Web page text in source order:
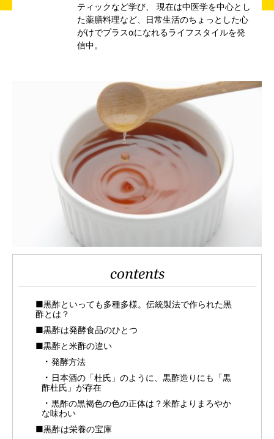
ティックなど学び、 現在は中医学を中心とし
た薬膳料理など、日常生活のちょっとした心
がけでプラスαになれるライフスタイルを発
信中。
contents
■黒酢といっても多種多様。伝統製法で作られた黒
酢とは？
■黒酢は発酵食品のひとつ
■黒酢と米酢の違い
発酵方法
日本酒の「杜氏」のように、黒酢造りにも「黒
酢杜氏」が存在
黒酢の黒褐色の色の正体は？米酢よりまろやか
な味わい
■黒酢は栄養の宝庫